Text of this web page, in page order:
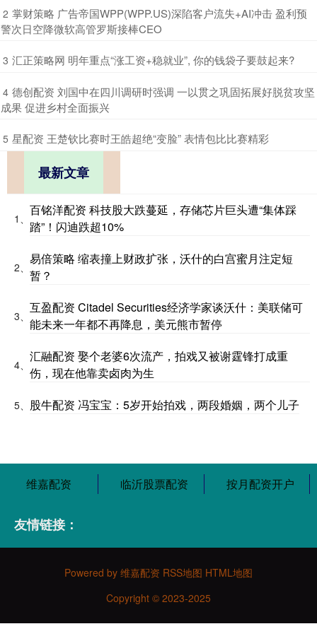
2 ​掌财策略 广告帝国WPP(WPP.US)深陷客户流失+AI冲击 盈利预
警次日空降微软高管罗斯接棒CEO
3 ​汇正策略网 明年重点“涨工资+稳就业”, 你的钱袋子要鼓起来?
4 ​德创配资 刘国中在四川调研时强调 一以贯之巩固拓展好脱贫攻坚
成果 促进乡村全面振兴
5 ​星配资 王楚钦比赛时王皓超绝“变脸” 表情包比比赛精彩
最新文章
1、
百铭洋配资 科技股大跌蔓延，存储芯片巨头遭“集体踩
踏”！闪迪跌超10%
2、
易倍策略 缩表撞上财政扩张，沃什的白宫蜜月注定短
暂？
3、
互盈配资 Citadel Securities经济学家谈沃什：美联储可
能未来一年都不再降息，美元熊市暂停
4、
汇融配资 娶个老婆6次流产，拍戏又被谢霆锋打成重
伤，现在他靠卖卤肉为生
5、 股牛配资 冯宝宝：5岁开始拍戏，两段婚姻，两个儿子
维嘉配资 临沂股票配资 按月配资开户
友情链接：
Powered by 维嘉配资 RSS地图 HTML地图
Copyright © 2023-2025